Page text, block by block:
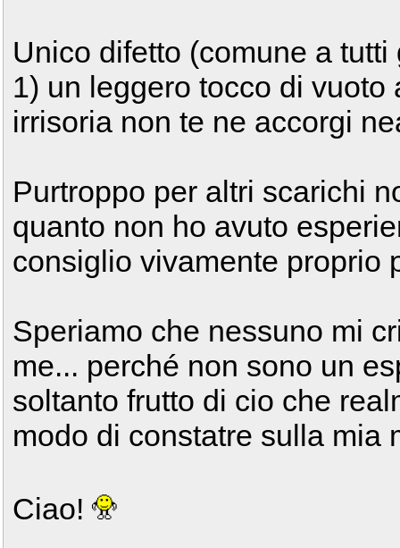
Unico difetto (comune a
1) un leggero tocco di
irrisoria non te ne accorgi
Purtroppo per altri scarichi
quanto non ho avuto
consiglio vivamente proprio
Speriamo che nessuno mi
me... perché non sono un
soltanto frutto di cio che
modo di constatre sulla mia
Ciao!